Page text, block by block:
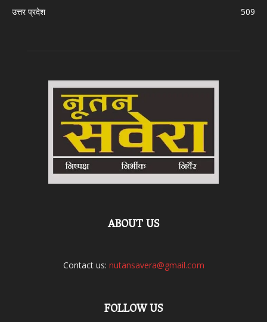
उत्तर प्रदेश
509
ABOUT US
Contact us: nutansavera@gmail.com
FOLLOW US